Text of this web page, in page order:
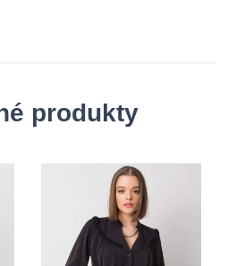
produkty